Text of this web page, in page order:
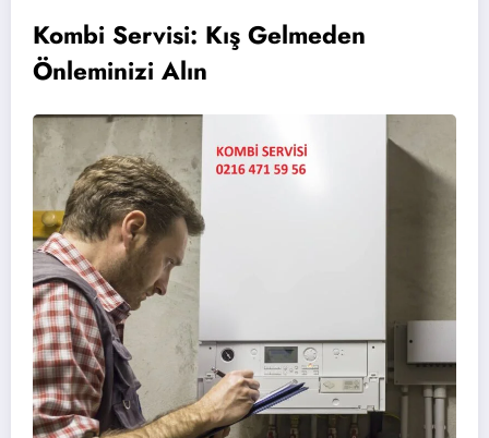
Kombi Servisi: Kış Gelmeden
Önleminizi Alın